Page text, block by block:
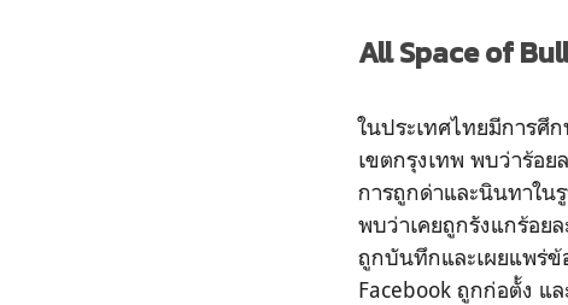
All Space of
ในประเทศไทยมีการศึ
เขตกรุงเทพ พบว่าร้อ
การถูกด่าและนินทาใ
พบว่าเคยถูกรังแกร้อย
ถูกบันทึกและเผยแพร่ข้
Facebook ถูกก่อตั้ง แ